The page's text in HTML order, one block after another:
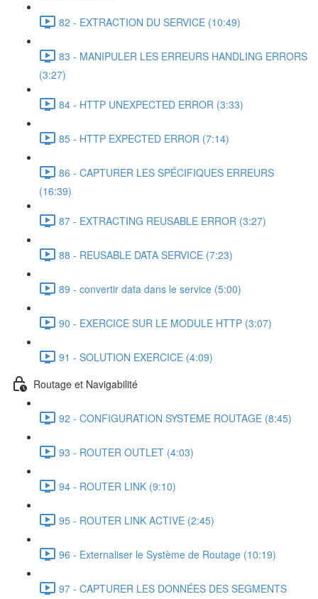
82 - EXTRACTION DU SERVICE (10:49)
83 - MANIPULER LES ERREURS HANDLING ERRORS
(3:27)
84 - HTTP UNEXPECTED ERROR (3:33)
85 - HTTP EXPECTED ERROR (7:14)
86 - CAPTURER LES SPÉCIFIQUES ERREURS
(16:39)
87 - EXTRACTING REUSABLE ERROR (3:27)
88 - REUSABLE DATA SERVICE (7:23)
89 - convertir data dans le service (5:00)
90 - EXERCICE SUR LE MODULE HTTP (3:07)
91 - SOLUTION EXERCICE (4:09)
Routage et Navigabilité
92 - CONFIGURATION SYSTEME ROUTAGE (8:45)
93 - ROUTER OUTLET (4:03)
94 - ROUTER LINK (9:10)
95 - ROUTER LINK ACTIVE (2:45)
96 - Externaliser le Système de Routage (10:19)
97 - CAPTURER LES DONNÉES DES SEGMENTS